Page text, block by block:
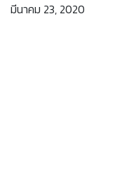
มีนาคม 23, 2020